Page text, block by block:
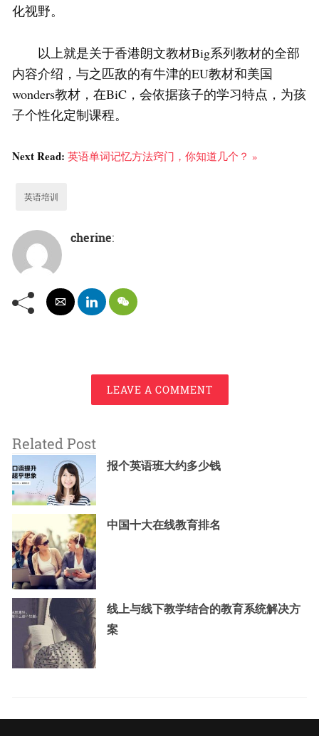
化视野。
以上就是关于香港朗文教材Big系列教材的全部
内容介绍，与之匹敌的有牛津的EU教材和美国
wonders教材，在BiC，会依据孩子的学习特点，为孩
子个性化定制课程。
Next Read: 英语单词记忆方法窍门，你知道几个？ »
英语培训
cherine:
LEAVE A COMMENT
Related Post
报个英语班大约多少钱
中国十大在线教育排名
线上与线下教学结合的教育系统解决方
案